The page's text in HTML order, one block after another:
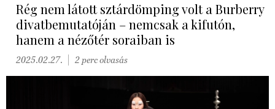
Rég nem látott sztárdömping volt a Burberry
divatbemutatóján – nemcsak a kifutón,
hanem a nézőtér soraiban is
2025.02.27. 2 perc olvasás